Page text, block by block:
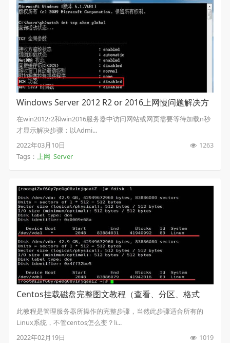
Windows Server 2012 R2 or 2016上网慢问题解决方
案
在win2012r2和win2016服务器中访问网站或网页需要等待加载n秒
才显示解决步骤：以Admi...
2022年03月10日
1263
Tags： 上网 Server
Centos挂载磁盘完整图文教程（查看、分区、格式
化、挂载）
此教程是管理服务器所操作的完整步骤，当然此步骤适合所有的
Linux系统，不管centos怎么变？li...
2022年02月19日
1019